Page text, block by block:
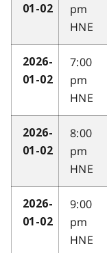
01-02
pm
HNE
2026-
01-02
7:00
pm
HNE
2026-
01-02
8:00
pm
HNE
2026-
01-02
9:00
pm
HNE